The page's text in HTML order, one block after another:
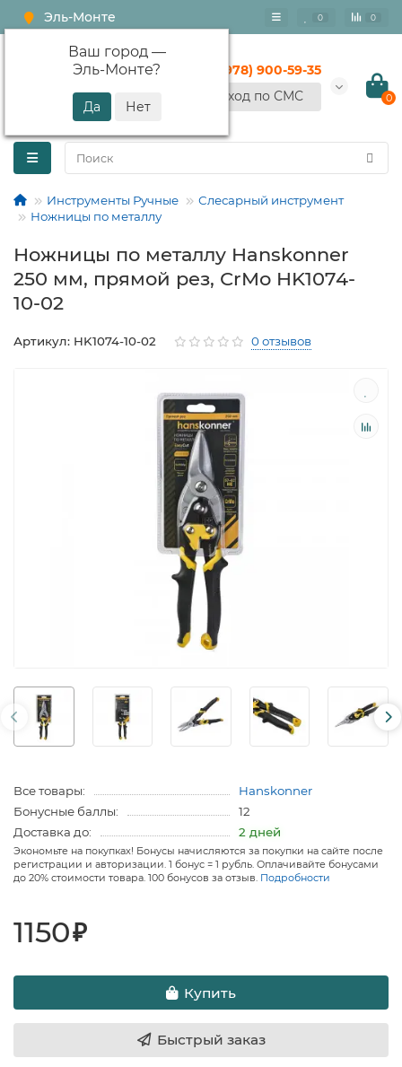
Эль-Монте
Ваш город —
Эль-Монте?
0 0
+7 (978) 900-59-35
Вход по СМС
0
Инструменты Ручные
Слесарный инструмент
Ножницы по металлу
Ножницы по металлу Hanskonner
250 мм, прямой рез, СrMо HK1074-
10-02
Артикул: HK1074-10-02 0 отзывов
Все товары:
Hanskonner
Бонусные баллы:
12
Доставка до:
2 дней
Экономьте на покупках! Бонусы начисляются за покупки на сайте после
регистрации и авторизации. 1 бонус = 1 рубль. Оплачивайте бонусами
до 20% стоимости товара. 100 бонусов за отзыв. Подробности
1150₽
Купить
Быстрый заказ